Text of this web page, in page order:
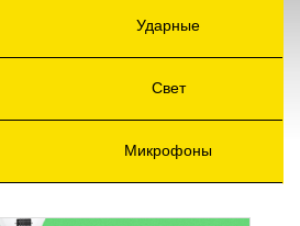
Ударные
Свет
Микрофоны